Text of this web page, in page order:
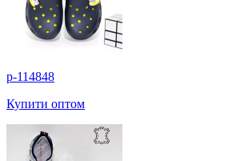
p-114848
Купити оптом